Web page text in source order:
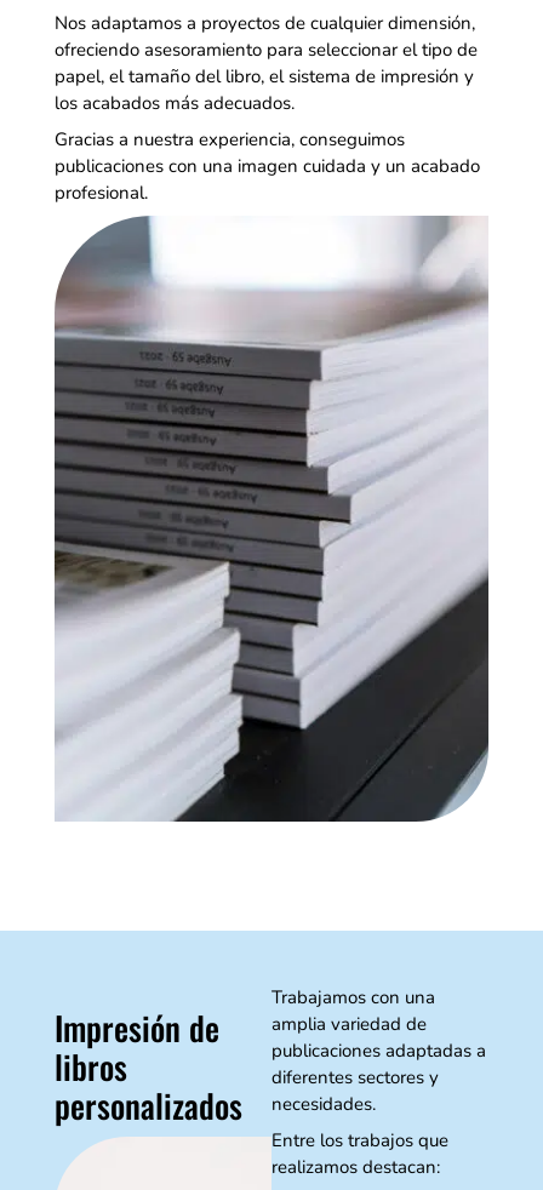
Nos adaptamos a proyectos de cualquier dimensión,
ofreciendo asesoramiento para seleccionar el tipo de
papel, el tamaño del libro, el sistema de impresión y
los acabados más adecuados.
Gracias a nuestra experiencia, conseguimos
publicaciones con una imagen cuidada y un acabado
profesional.
Impresión de
libros
personalizados
Trabajamos con una
amplia variedad de
publicaciones adaptadas a
diferentes sectores y
necesidades.
Entre los trabajos que
realizamos destacan: